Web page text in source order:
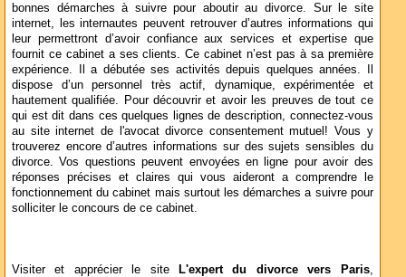
bonnes démarches à suivre pour aboutir au divorce. Sur le site
internet, les internautes peuvent retrouver d’autres informations qui
leur permettront d’avoir confiance aux services et expertise que
fournit ce cabinet a ses clients. Ce cabinet n’est pas à sa première
expérience. Il a débutée ses activités depuis quelques années. Il
dispose d’un personnel très actif, dynamique, expérimentée et
hautement qualifiée. Pour découvrir et avoir les preuves de tout ce
qui est dit dans ces quelques lignes de description, connectez-vous
au site internet de l'avocat divorce consentement mutuel! Vous y
trouverez encore d’autres informations sur des sujets sensibles du
divorce. Vos questions peuvent envoyées en ligne pour avoir des
réponses précises et claires qui vous aideront a comprendre le
fonctionnement du cabinet mais surtout les démarches a suivre pour
solliciter le concours de ce cabinet.
Visiter et apprécier le site L'expert du divorce vers Paris,